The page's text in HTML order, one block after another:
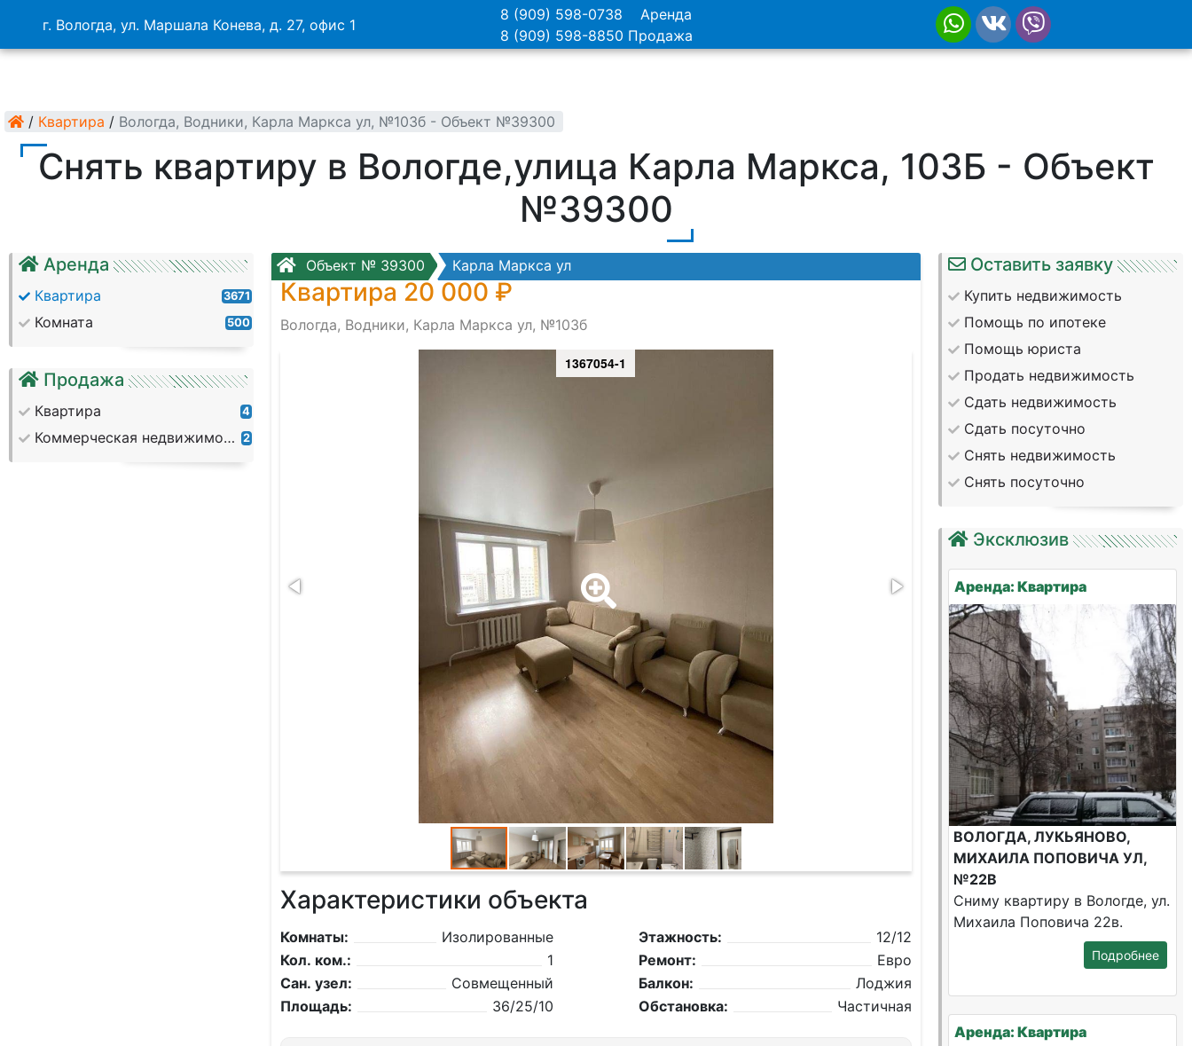
г. Вологда, ул. Маршала Конева, д. 27, офис 1
8 (909) 598-0738 Аренда
8 (909) 598-8850 Продажа
/ Квартира / Вологда, Водники, Карла Маркса ул, №103б - Объект №39300
Снять квартиру в Вологде,улица Карла Маркса, 103Б - Объект
№39300
Аренда
Квартира 3671
Комната 500
Продажа
Квартира 4
Коммерческая недвижимость 2
Объект № 39300 Карла Маркса ул
Квартира 20 000 ₽
Вологда, Водники, Карла Маркса ул, №103б
1367054-1
Характеристики объекта
Комнаты:
Изолированные
Кол. ком.:
1
Сан. узел:
Совмещенный
Площадь:
36/25/10
Этажность:
12/12
Ремонт:
Евро
Балкон:
Лоджия
Обстановка:
Частичная
Оставить заявку
Купить недвижимость
Помощь по ипотеке
Помощь юриста
Продать недвижимость
Сдать недвижимость
Сдать посуточно
Снять недвижимость
Снять посуточно
Эксклюзив
Аренда: Квартира
ВОЛОГДА, ЛУКЬЯНОВО,
МИХАИЛА ПОПОВИЧА УЛ,
№22В
Сниму квартиру в Вологде, ул.
Михаила Поповича 22в.
Подробнее
Аренда: Квартира